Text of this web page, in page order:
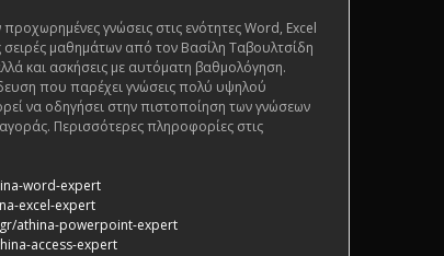
γνώσεις στις ενότητες Word, Excel
μαθημάτων από τον Βασίλη Ταβουλτσίδη
και ασκήσεις με αυτόματη βαθμολόγηση.
που παρέχει γνώσεις πολύ υψηλού
να οδηγήσει στην πιστοποίηση των γνώσεων
Περισσότερες πληροφορίες στις
word-expert
excel-expert
athina-powerpoint-expert
access-expert